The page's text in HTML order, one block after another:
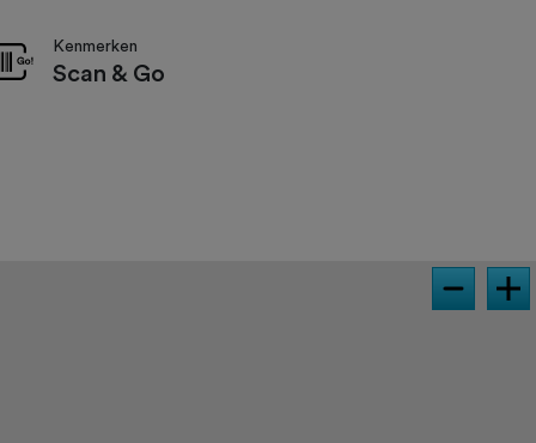
Kenmerken
Scan & Go